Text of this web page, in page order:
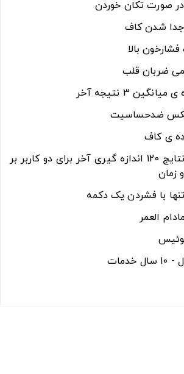
صورت تکان خوردن
جدا شدن کاف
بالا
ضربان قلب
3 نتیجه آخر
ضدحساسیت
ی کاف
ذخیره سازی نتایج 120 اندازه گیری آخر برای دو کاربر بر
زمان
با فشردن یک دکمه
العمر